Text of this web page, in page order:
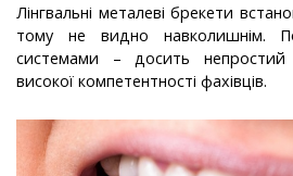
Лінгвальні металеві брекети
тому не видно навколишнім.
системами – досить
високої компетентності фахівців.